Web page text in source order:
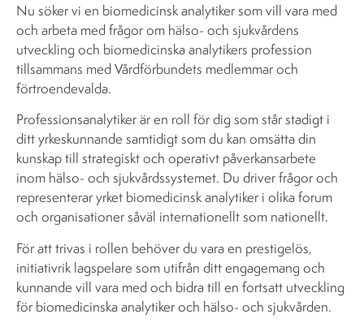
Nu söker vi en biomedicinsk analytiker som vill vara med
och arbeta med frågor om hälso- och sjukvårdens
utveckling och biomedicinska analytikers profession
tillsammans med Vårdförbundets medlemmar och
förtroendevalda.
Professionsanalytiker är en roll för dig som står stadigt i
ditt yrkeskunnande samtidigt som du kan omsätta din
kunskap till strategiskt och operativt påverkansarbete
inom hälso- och sjukvårdssystemet. Du driver frågor och
representerar yrket biomedicinsk analytiker i olika forum
och organisationer såväl internationellt som nationellt.
För att trivas i rollen behöver du vara en prestigelös,
initiativrik lagspelare som utifrån ditt engagemang och
kunnande vill vara med och bidra till en fortsatt utveckling
för biomedicinska analytiker och hälso- och sjukvården.